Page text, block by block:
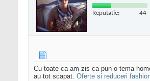
Reputatie: 44
Cu toate ca am zis ca pun o tema
au tot scapat. Oferte si reduceri